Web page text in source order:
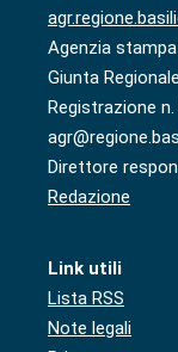
Agenzia
Giunta
Registrazione
Direttore
Redazione
Link utili
Lista RSS
Note legali